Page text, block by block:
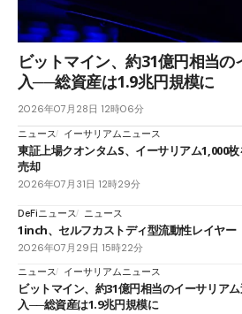
ビットマイン、約31億円相当
入──総資産は1.9兆円規模に
2026年07月28日 12時06分
ニュース
イーサリアムニュース
東証上場クオンタムS、イーサリアム1,000
売却
2026年07月31日 12時29分
DeFiニュース ニュース
1inch、セルフカストディ型流動性レイヤ
2026年07月29日 15時22分
ニュース
イーサリアムニュース
ビットマイン、約31億円相当のイーサリア
入──総資産は1.9兆円規模に